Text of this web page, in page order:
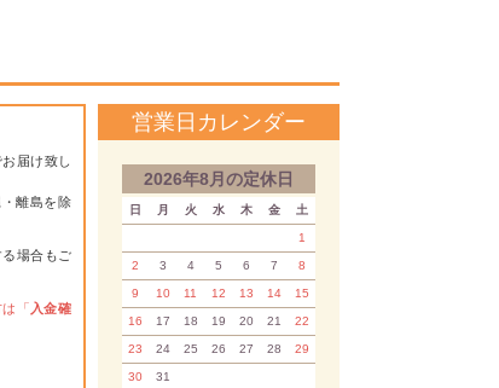
届け致し
離島を除
場合もご
「 入金確
営業日カレンダー
2026年8月の定休日
日 月 火 水 木 金 土
1
2 3 4 5 6 7 8
9 10 11 12 13 14 15
16 17 18 19 20 21 22
23 24 25 26 27 28 29
30 31